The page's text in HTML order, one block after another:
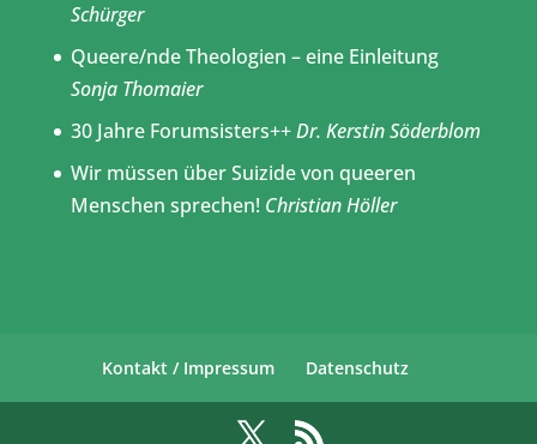
Schürger
Queere/nde Theologien – eine Einleitung
Sonja Thomaier
30 Jahre Forumsisters++Dr. Kerstin Söderblom
Wir müssen über Suizide von queeren
Menschen sprechen! Christian Höller
Kontakt / Impressum Datenschutz